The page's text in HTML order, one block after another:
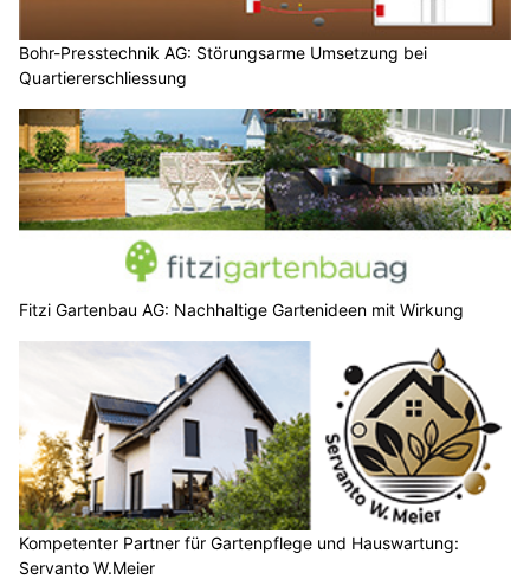
Bohr-Presstechnik AG: Störungsarme Umsetzung bei
Quartiererschliessung
Fitzi Gartenbau AG: Nachhaltige Gartenideen mit Wirkung
Kompetenter Partner für Gartenpflege und Hauswartung:
Servanto W.Meier